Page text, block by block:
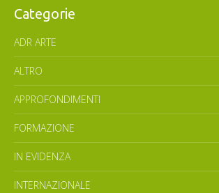
Categorie
ADR ARTE
ALTRO
APPROFONDIMENTI
FORMAZIONE
IN EVIDENZA
INTERNAZIONALE